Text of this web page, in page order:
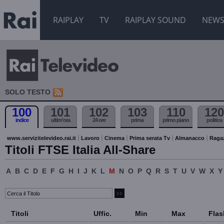
RAIPLAY TV RAIPLAY SOUND NEWS
SOLO TESTO
100
indice
101
ultim'ora
102
24 ore
103
prima
110
primo piano
120
politica
www.servizitelevideo.rai.it Lavoro Cinema Prima serata Tv Almanacco
Titoli FTSE Italia All-Share
A B C D E F G H I J K L M N O P Q R S T U V W X Y
Titoli Uffic. Min Max